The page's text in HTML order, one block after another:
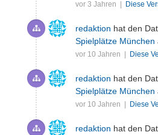
vor 3 Jahren | Diese
redaktion hat den
Spielplätze München
vor 10 Jahren | Diese
redaktion hat den
Spielplätze München
vor 10 Jahren | Diese
redaktion hat den